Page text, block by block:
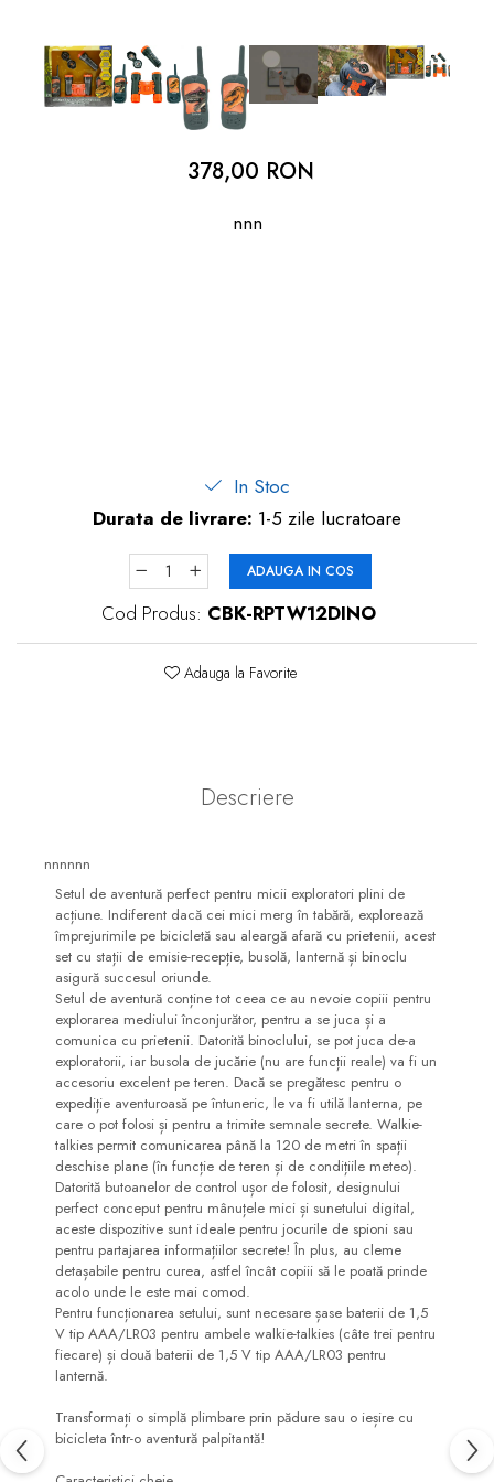
Produse îngrijire copii
Igiena copii
378,00 RON
nnn
In Stoc
Durata de livrare: 1-5 zile lucratoare
ADAUGA IN COS
Cod Produs: CBK-RPTW12DINO
Adauga la Favorite
Descriere
nnnnnn
Setul de aventură perfect pentru micii exploratori plini de
acțiune. Indiferent dacă cei mici merg în tabără, explorează
împrejurimile pe bicicletă sau aleargă afară cu prietenii, acest
set cu stații de emisie-recepție, busolă, lanternă și binoclu
asigură succesul oriunde.
Setul de aventură conține tot ceea ce au nevoie copiii pentru
explorarea mediului înconjurător, pentru a se juca și a
comunica cu prietenii. Datorită binoclului, se pot juca de-a
exploratorii, iar busola de jucărie (nu are funcții reale) va fi un
accesoriu excelent pe teren. Dacă se pregătesc pentru o
expediție aventuroasă pe întuneric, le va fi utilă lanterna, pe
care o pot folosi și pentru a trimite semnale secrete. Walkie-
talkies permit comunicarea până la 120 de metri în spații
deschise plane (în funcție de teren și de condițiile meteo).
Datorită butoanelor de control ușor de folosit, designului
perfect conceput pentru mânuțele mici și sunetului digital,
aceste dispozitive sunt ideale pentru jocurile de spioni sau
pentru partajarea informațiilor secrete! În plus, au cleme
detașabile pentru curea, astfel încât copiii să le poată prinde
acolo unde le este mai comod.
Pentru funcționarea setului, sunt necesare șase baterii de 1,5
V tip AAA/LR03 pentru ambele walkie-talkies (câte trei pentru
fiecare) și două baterii de 1,5 V tip AAA/LR03 pentru
lanternă.
Transformați o simplă plimbare prin pădure sau o ieșire cu
bicicleta într-o aventură palpitantă!